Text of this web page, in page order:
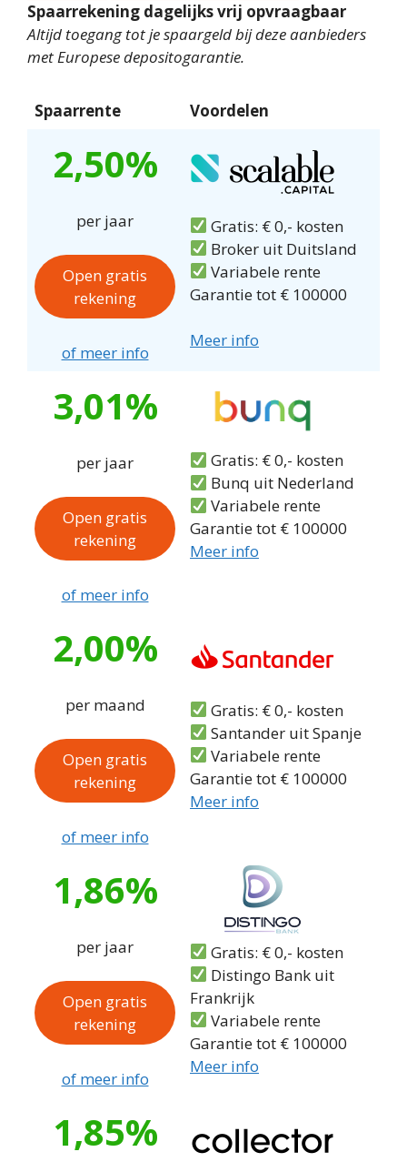
Spaarrekening dagelijks vrij opvraagbaar
Altijd toegang tot je spaargeld bij deze aanbieders
met Europese depositogarantie.
Spaarrente Voordelen
2,50%
per jaar
Open gratis
rekening
of meer info
Gratis: € 0,- kosten
Broker uit Duitsland
Variabele rente
Garantie tot € 100000
Meer info
3,01%
per jaar
Open gratis
rekening
of meer info
Gratis: € 0,- kosten
Bunq uit Nederland
Variabele rente
Garantie tot € 100000
Meer info
2,00%
per maand
Open gratis
rekening
of meer info
Gratis: € 0,- kosten
Santander uit Spanje
Variabele rente
Garantie tot € 100000
Meer info
1,86%
per jaar
Open gratis
rekening
of meer info
Gratis: € 0,- kosten
Distingo Bank uit
Frankrijk
Variabele rente
Garantie tot € 100000
Meer info
1,85%